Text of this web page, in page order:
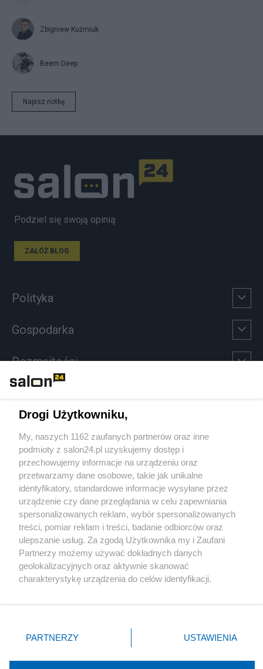
Zbigniew Kuźmiuk
Beem.Deep
Napisz notkę
Podziel się swoją opinią
ZAŁÓŻ BLOG
Polityka
Gospodarka
Rozmaitości
Sport
Społeczeństwo
Kultura
X Facebook Instagram Youtube
Drogi Użytkowniku,
My, naszych 1162 zaufanych partnerów oraz inne
podmioty z salon24.pl uzyskujemy dostęp i
przechowujemy informacje na urządzeniu oraz
przetwarzamy dane osobowe, takie jak unikalne
identyfikatory, standardowe informacje wysyłane przez
urządzenie czy dane przeglądania w celu zapewniania
spersonalizowanych reklam, wybór spersonalizowanych
treści, pomiar reklam i treści, badanie odbiorców oraz
ulepszanie usług. Za zgodą Użytkownika my i Zaufani
Partnerzy możemy używać dokładnych danych
geolokalizacyjnych oraz aktywnie skanować
charakterystykę urządzenia do celów identyfikacji.
zmienić/wycofać klikając przycisk ustawień prywatności
znajdujący się w lewym dolnym rogu strony
rodzaje przetwarzania danych nie wymagają zgody
PARTNERZY USTAWIENIA